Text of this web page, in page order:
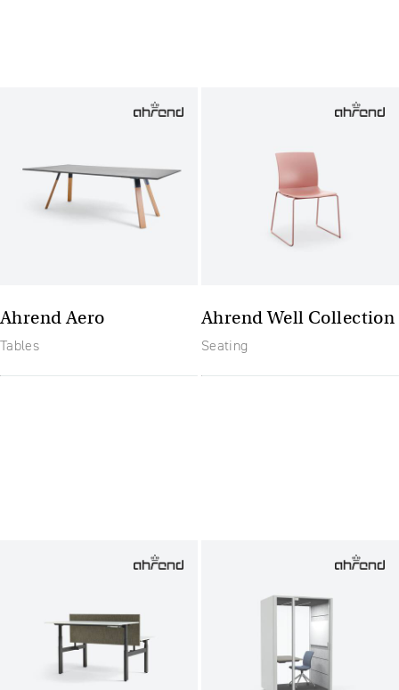
Ahrend Aero
Tables
Ahrend Well Collection
Seating